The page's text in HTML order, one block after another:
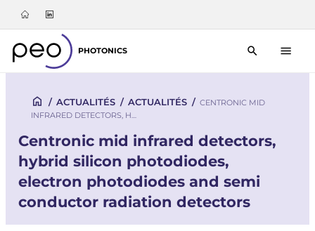
PHOTONICS
/ ACTUALITÉS / ACTUALITÉS / CENTRONIC MID
INFRARED DETECTORS, H…
Centronic mid infrared detectors,
hybrid silicon photodiodes,
electron photodiodes and semi
conductor radiation detectors